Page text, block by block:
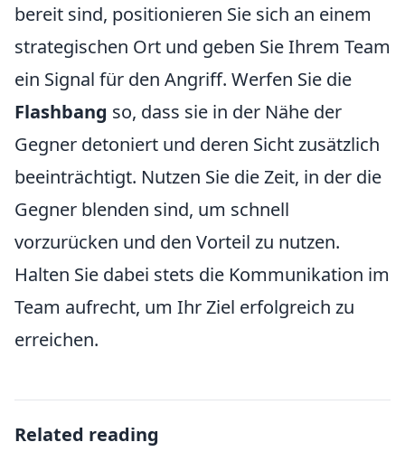
bereit sind, positionieren Sie sich an einem
strategischen Ort und geben Sie Ihrem Team
ein Signal für den Angriff. Werfen Sie die
Flashbang so, dass sie in der Nähe der
Gegner detoniert und deren Sicht zusätzlich
beeinträchtigt. Nutzen Sie die Zeit, in der die
Gegner blenden sind, um schnell
vorzurücken und den Vorteil zu nutzen.
Halten Sie dabei stets die Kommunikation im
Team aufrecht, um Ihr Ziel erfolgreich zu
erreichen.
Related reading